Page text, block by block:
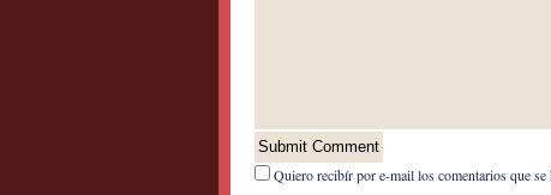
Quiero recibír por e-mail los comentarios que se